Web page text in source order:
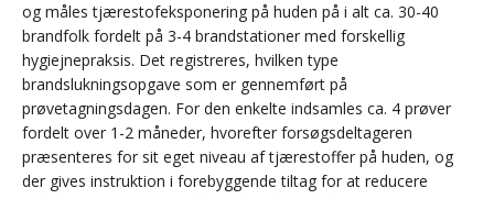
og måles tjærestofeksponering på huden på i alt ca. 30-40
brandfolk fordelt på 3-4 brandstationer med forskellig
hygiejnepraksis. Det registreres, hvilken type
brandslukningsopgave som er gennemført på
prøvetagningsdagen. For den enkelte indsamles ca. 4 prøver
fordelt over 1-2 måneder, hvorefter forsøgsdeltageren
præsenteres for sit eget niveau af tjærestoffer på huden, og
der gives instruktion i forebyggende tiltag for at reducere